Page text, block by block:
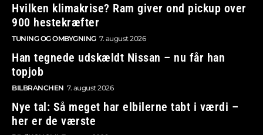
Hvilken klimakrise? Ram giver ond pickup over
900 hestekræfter
TUNING OG OMBYGNING 7. august 2026
Han tegnede udskældt Nissan – nu får han
topjob
BILBRANCHEN 7. august 2026
Nye tal: Så meget har elbilerne tabt i værdi –
her er de værste